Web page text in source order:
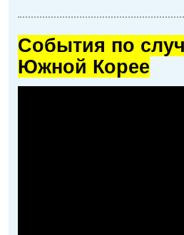
Cобытия по
Южной Корее